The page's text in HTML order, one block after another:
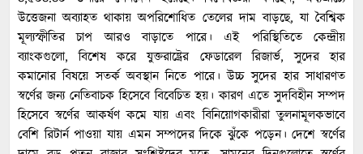
উত্তেজনা অব্যাহত থাকায় অপরিশোধিত তেলের দাম বাড়ছে, যা বৈশ্বিক
মূল্যস্ফীতির চাপ আরও বাড়াতে পারে। এই পরিস্থিতিতে কেন্দ্রীয়
ব্যাংকগুলো, বিশেষ করে যুক্তরাষ্ট্রের ফেডারেল রিজার্ভ, সুদের হার
কমানোর বিষয়ে সতর্ক অবস্থান নিতে পারে। উচ্চ সুদের হার সাধারণত
স্বর্ণের জন্য নেতিবাচক হিসেবে বিবেচিত হয়। কারণ এতে সুদবিহীন সম্পদ
হিসেবে স্বর্ণের আকর্ষণ কমে যায় এবং বিনিয়োগকারীরা তুলনামূলকভাবে
বেশি রিটার্ন পাওয়া যায় এমন সম্পদের দিকে ঝুঁকে পড়েন। দেশে স্বর্ণের